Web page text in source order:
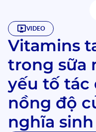
VIDEO
Vitamins
trong sữa
yếu tố tác
nồng độ
nghĩa